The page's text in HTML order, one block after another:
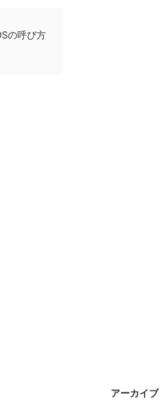
の呼び方
アーカイブ